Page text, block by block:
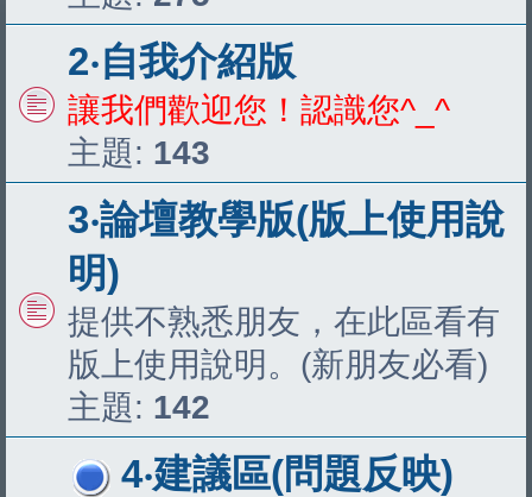
2‧自我介紹版
讓我們歡迎您！認識您^_^
主題: 143
3‧論壇教學版(版上使用說
明)
提供不熟悉朋友，在此區看有
版上使用說明。(新朋友必看)
主題: 142
4‧建議區(問題反映)